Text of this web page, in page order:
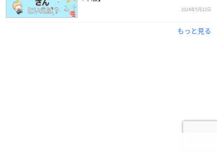
2024年5月22日
もっと見る